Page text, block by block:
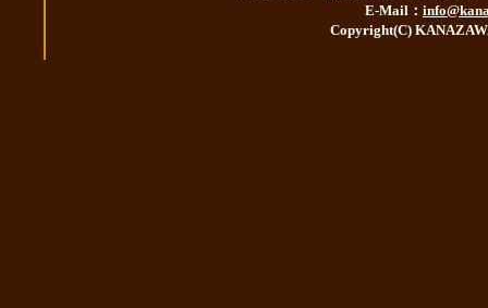
E-Mail：
Copyright(C)